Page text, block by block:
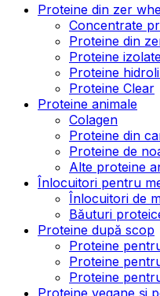
Proteine din zer
Concentrate
Proteine din
Proteine
Proteine
Proteine Clear
Proteine animale
Colagen
Proteine din
Proteine de
Alte proteine
Înlocuitori pentru
Înlocuitori de
Băuturi
Proteine după scop
Proteine
Proteine
Proteine
Proteine vegane și